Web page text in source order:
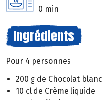
0 min
Ingrédients
Pour 4 personnes
200 g de Chocolat blanc
10 cl de Crème liquide